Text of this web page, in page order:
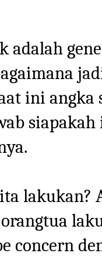
adalah
ini
lakukan?
concern